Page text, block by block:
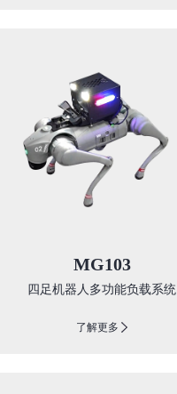
MG103
四足机器人多功能负载系统
了解更多